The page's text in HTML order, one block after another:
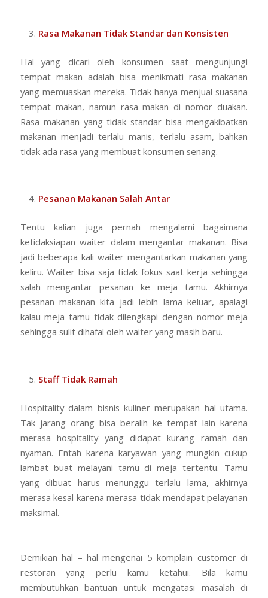
Rasa Makanan Tidak Standar dan Konsisten
Hal yang dicari oleh konsumen saat mengunjungi
tempat makan adalah bisa menikmati rasa makanan
yang memuaskan mereka. Tidak hanya menjual suasana
tempat makan, namun rasa makan di nomor duakan.
Rasa makanan yang tidak standar bisa mengakibatkan
makanan menjadi terlalu manis, terlalu asam, bahkan
tidak ada rasa yang membuat konsumen senang.
Pesanan Makanan Salah Antar
Tentu kalian juga pernah mengalami bagaimana
ketidaksiapan waiter dalam mengantar makanan. Bisa
jadi beberapa kali waiter mengantarkan makanan yang
keliru. Waiter bisa saja tidak fokus saat kerja sehingga
salah mengantar pesanan ke meja tamu. Akhirnya
pesanan makanan kita jadi lebih lama keluar, apalagi
kalau meja tamu tidak dilengkapi dengan nomor meja
sehingga sulit dihafal oleh waiter yang masih baru.
Staff Tidak Ramah
Hospitality dalam bisnis kuliner merupakan hal utama.
Tak jarang orang bisa beralih ke tempat lain karena
merasa hospitality yang didapat kurang ramah dan
nyaman. Entah karena karyawan yang mungkin cukup
lambat buat melayani tamu di meja tertentu. Tamu
yang dibuat harus menunggu terlalu lama, akhirnya
merasa kesal karena merasa tidak mendapat pelayanan
maksimal.
Demikian hal – hal mengenai 5 komplain customer di
restoran yang perlu kamu ketahui. Bila kamu
membutuhkan bantuan untuk mengatasi masalah di